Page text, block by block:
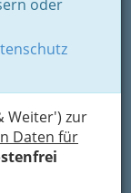
oder
Weiter') zur
Daten für